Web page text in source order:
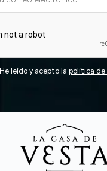
He leído y acepto la política de